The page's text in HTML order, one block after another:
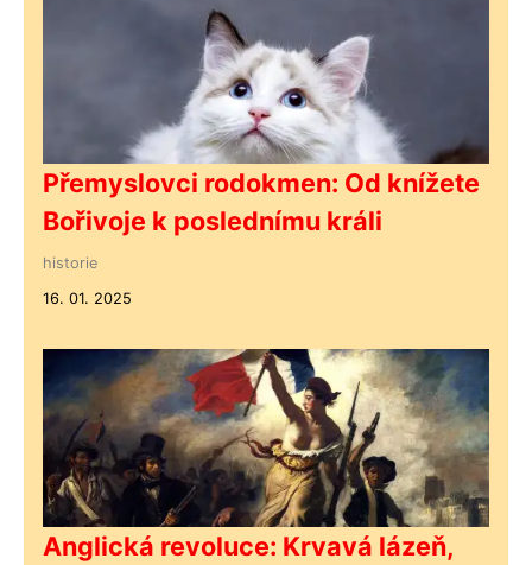
Přemyslovci rodokmen: Od knížete
Bořivoje k poslednímu králi
historie
16. 01. 2025
Anglická revoluce: Krvavá lázeň,